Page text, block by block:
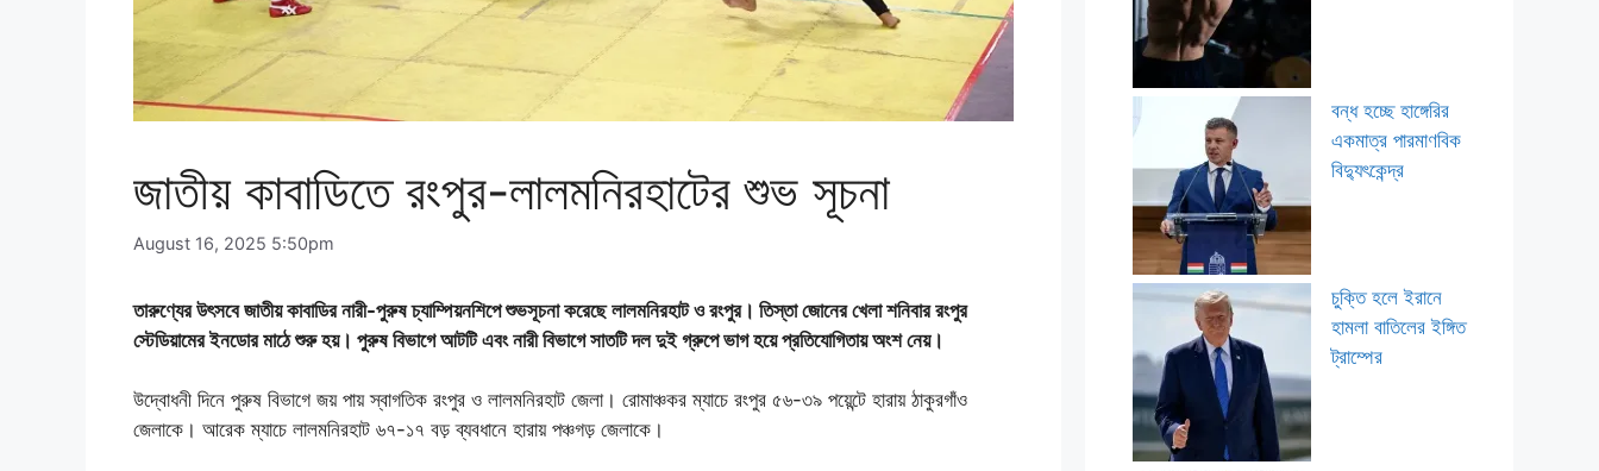
জাতীয় কাবাডিতে রংপুর-লালমনিরহাটের শুভ সূচনা
August 16, 2025 5:50pm
তারুণ্যের উৎসবে জাতীয় কাবাডির নারী-পুরুষ চ্যাম্পিয়নশিপে শুভসূচনা করেছে লালমনিরহাট ও রংপুর। তিস্তা জোনের খেলা শনিবার রংপুর
স্টেডিয়ামের ইনডোর মাঠে শুরু হয়। পুরুষ বিভাগে আটটি এবং নারী বিভাগে সাতটি দল দুই গ্রুপে ভাগ হয়ে প্রতিযোগিতায় অংশ নেয়।
উদ্বোধনী দিনে পুরুষ বিভাগে জয় পায় স্বাগতিক রংপুর ও লালমনিরহাট জেলা। রোমাঞ্চকর ম্যাচে রংপুর ৫৬-৩৯ পয়েন্টে হারায় ঠাকুরগাঁও
জেলাকে। আরেক ম্যাচে লালমনিরহাট ৬৭-১৭ বড় ব্যবধানে হারায় পঞ্চগড় জেলাকে।
বন্ধ হচ্ছে হাঙ্গেরির
একমাত্র পারমাণবিক
বিদ্যুৎকেন্দ্র
চুক্তি হলে ইরানে
হামলা বাতিলের ইঙ্গিত
ট্রাম্পের